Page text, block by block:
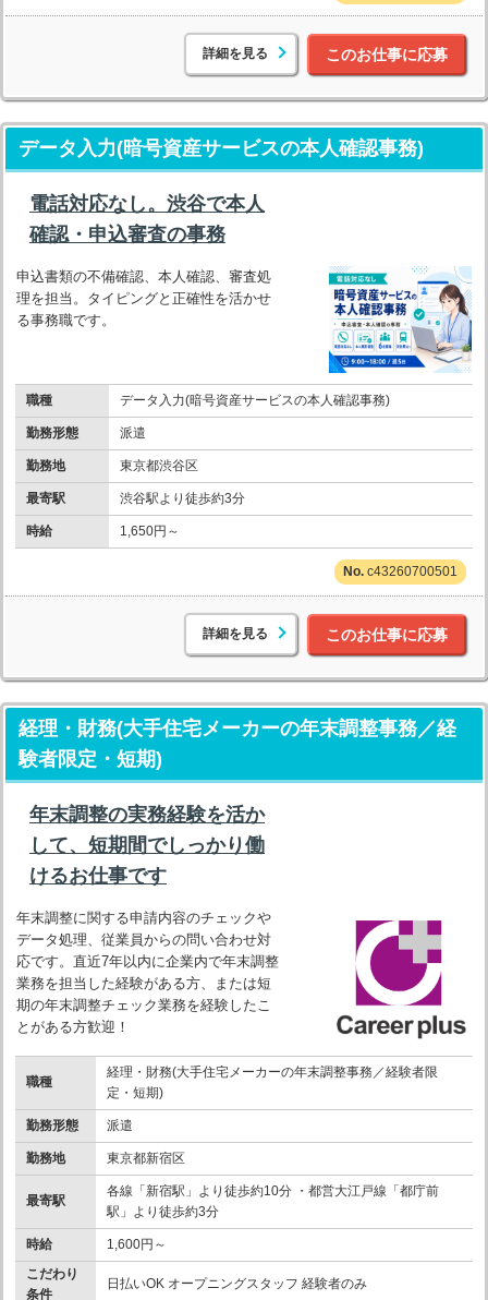
詳細を見る このお仕事に応募
データ入力(暗号資産サービスの本人確認事務)
電話対応なし。渋谷で本人
確認・申込審査の事務
申込書類の不備確認、本人確認、審査処
理を担当。タイピングと正確性を活かせ
る事務職です。
職種 データ入力(暗号資産サービスの本人確認事務)
勤務形態 派遣
勤務地 東京都渋谷区
最寄駅 渋谷駅より徒歩約3分
時給 1,650円～
c43260700501
詳細を見る このお仕事に応募
経理・財務(大手住宅メーカーの年末調整事務／経
験者限定・短期)
年末調整の実務経験を活か
して、短期間でしっかり働
けるお仕事です
年末調整に関する申請内容のチェックや
データ処理、従業員からの問い合わせ対
応です。直近7年以内に企業内で年末調整
業務を担当した経験がある方、または短
期の年末調整チェック業務を経験したこ
とがある方歓迎！
職種
経理・財務(大手住宅メーカーの年末調整事務／経験者限
定・短期)
勤務形態 派遣
勤務地 東京都新宿区
最寄駅
各線「新宿駅」より徒歩約10分 ・都営大江戸線「都庁前
駅」より徒歩約3分
時給
1,600円～
こだわり
条件
日払いOK オープニングスタッフ 経験者のみ